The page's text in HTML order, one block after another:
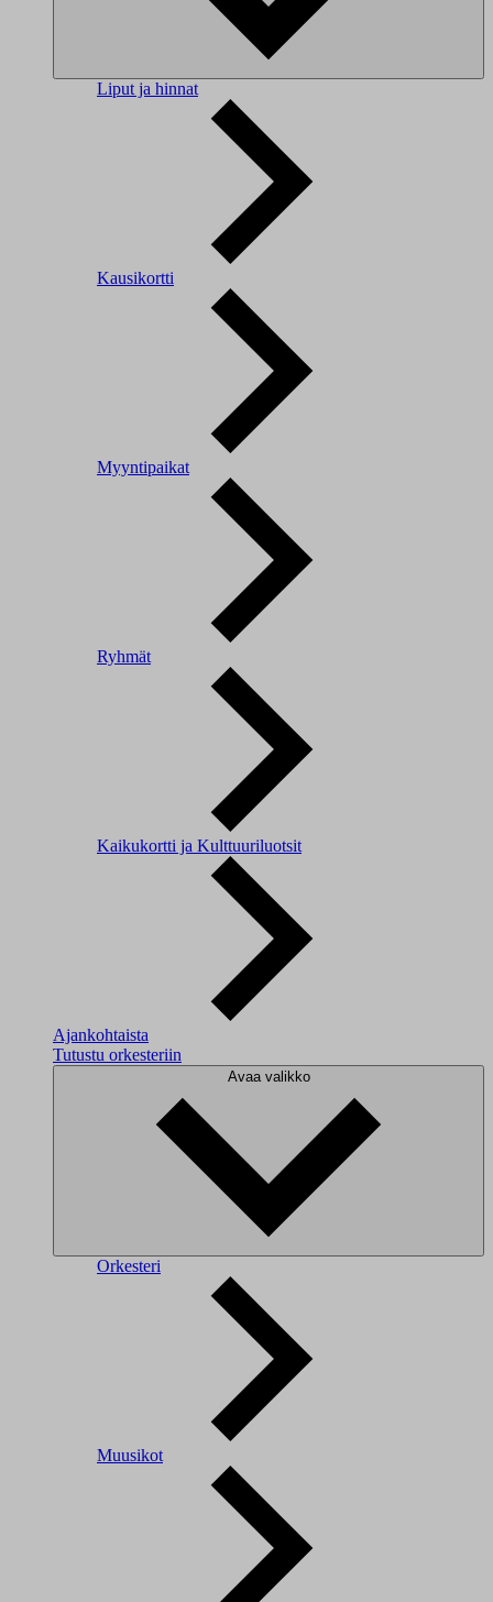
Liput ja hinnat
Kausikortti
Myyntipaikat
Ryhmät
Kaikukortti ja Kulttuuriluotsit
Ajankohtaista
Tutustu orkesteriin
Avaa valikko
Orkesteri
Muusikot